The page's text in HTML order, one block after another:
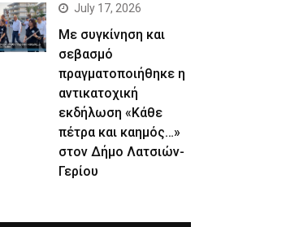
July 17, 2026
Με συγκίνηση και
σεβασμό
πραγματοποιήθηκε η
αντικατοχική
εκδήλωση «Κάθε
πέτρα και καημός…»
στον Δήμο Λατσιών-
Γερίου